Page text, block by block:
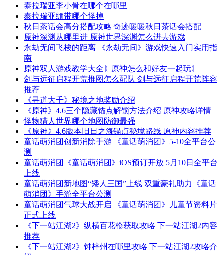
泰拉瑞亚李小骨在哪个在哪里
泰拉瑞亚绷带哪个怪掉
秋日茶话会高分搭配攻略 奇迹暖暖秋日茶话会搭配
原神深渊从哪里进 原神世界深渊怎么进去游戏
永劫无间飞梭的距离 《永劫无间》游戏快速入门实用指
南
原神双人游戏教学大全〖原神怎么和好友一起玩〗
剑与远征启程开荒推图怎么配队 剑与远征启程开荒阵容
推荐
《寻道大千》秘境之地奖励介绍
《原神》4.6三个隐藏锚点解锁方法介绍 原神攻略详情
怪物猎人世界哪个地图防御最强
《原神》4.6版本旧日之海锚点秘境路线 原神内容推荐
童话萌消团创新消除手游 《童话萌消团》5-10全平台公
测
童话萌消团《童话萌消团》iOS预订开放 5月10日全平台
上线
童话萌消团新地图“矮人王国”上线 双重豪礼助力《童话
萌消团》手游全平台公测
童话萌消团气球大战开启 《童话萌消团》儿童节资料片
正式上线
《下一站江湖2》纵横百花枪获取攻略 下一站江湖2内容
推荐
《下一站江湖2》钟梓州在哪里攻略 下一站江湖2攻略介